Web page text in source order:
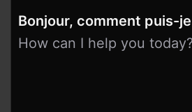
Bonjour, comment puis-
How can I help you today?